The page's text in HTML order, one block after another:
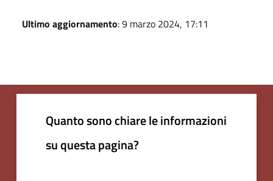
Ultimo aggiornamento: 9 marzo 2024, 17:11
Quanto sono chiare le informazioni
su questa pagina?